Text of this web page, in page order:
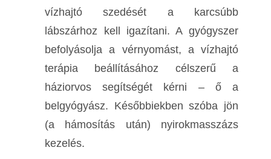
vízhajtó szedését a karcsúbb
lábszárhoz kell igazítani. A gyógyszer
befolyásolja a vérnyomást, a vízhajtó
terápia beállításához célszerű a
háziorvos segítségét kérni – ő a
belgyógyász. Későbbiekben szóba jön
(a hámosítás után) nyirokmasszázs
kezelés.